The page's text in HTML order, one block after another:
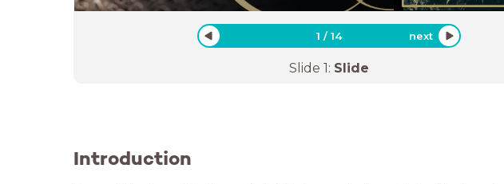
1 /14 next
Slide 1: Slide
Introduction